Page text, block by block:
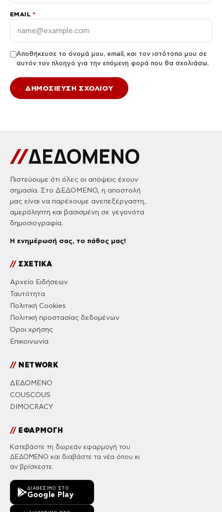
EMAIL *
Αποθήκευσε το όνομά μου, email, και τον ιστότοπο μου σε
αυτόν τον πλοηγό για την επόμενη φορά που θα σχολιάσω.
Πιστεύουμε ότι όλες οι απόψεις έχουν
σημασία. Στο ΔΕΔΟΜΕΝΟ, η αποστολή
μας είναι να παρέχουμε ανεπεξέργαστη,
αμερόληπτη και βασισμένη σε γεγονότα
δημοσιογραφία.
Η ενημέρωσή σας, το πάθος μας!
//ΣΧΕΤΙΚΑ
Αρχείο Ειδήσεων
Ταυτότητα
Πολιτική Cookies
Πολιτική προστασίας δεδομένων
Όροι χρήσης
Επικοινωνία
//NETWORK
ΔΕΔΟΜΕΝΟ
COUSCOUS
DIMOCRACY
//ΕΦΑΡΜΟΓΗ
Κατεβάστε τη δωρεάν εφαρμογή του
ΔΕΔΟΜΕΝΟ και διαβάστε τα νέα όπου κι
αν βρίσκεστε.
ΔΙΑΘΈΣΙΜΟ ΣΤΟ
Google Play